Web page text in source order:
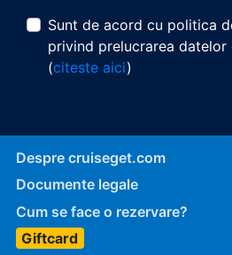
Sunt de acord cu politica
privind prelucrarea
(citeste aici)
Despre cruiseget.com
Documente legale
Cum se face o rezervare?
Giftcard